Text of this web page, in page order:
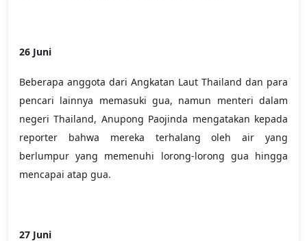
26 Juni
Beberapa anggota dari Angkatan Laut Thailand dan para
pencari lainnya memasuki gua, namun menteri dalam
negeri Thailand, Anupong Paojinda mengatakan kepada
reporter bahwa mereka terhalang oleh air yang
berlumpur yang memenuhi lorong-lorong gua hingga
mencapai atap gua.
27 Juni